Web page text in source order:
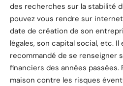
des recherches sur la stabilité
pouvez vous rendre sur
date de création de son
légales, son capital social, etc. Il
recommandé de se renseigner
financiers des années
maison contre les risques